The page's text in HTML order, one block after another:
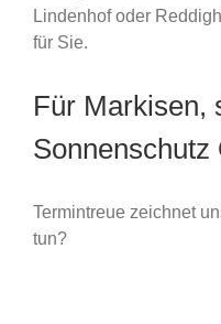
Lindenhof oder
für Sie.
Für Markisen,
Sonnenschutz
Termintreue zeichnet
tun?